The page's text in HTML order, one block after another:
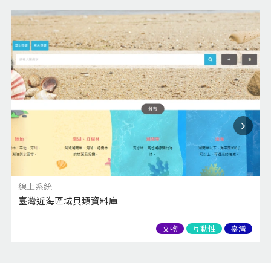
線上系統
臺灣近海區域貝類資料庫
文物 互動性 臺灣